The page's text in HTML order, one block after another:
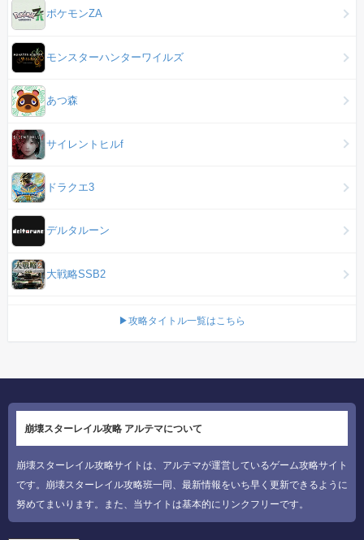
ポケモンZA
モンスターハンターワイルズ
あつ森
サイレントヒルf
ドラクエ3
デルタルーン
大戦略SSB2
▶攻略タイトル一覧はこちら
崩壊スターレイル攻略 アルテマについて
崩壊スターレイル攻略サイトは、アルテマが運営しているゲーム攻略サイト
です。崩壊スターレイル攻略班一同、最新情報をいち早く更新できるように
努めてまいります。また、当サイトは基本的にリンクフリーです。